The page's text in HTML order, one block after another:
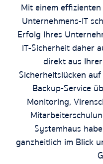
Mit einem
Unternehmens-IT
Erfolg Ihres
IT-Sicherheit daher
direkt aus
Sicherheitslücken
Backup-Service
Monitoring,
Systemhaus
ganzheitlich im Blick